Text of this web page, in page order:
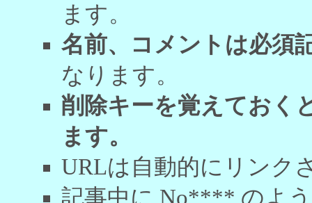
ます。
名前、コメントは必須
なります。
削除キーを覚えておく
ます。
URLは自動的にリンク
記事中に No**** のよ